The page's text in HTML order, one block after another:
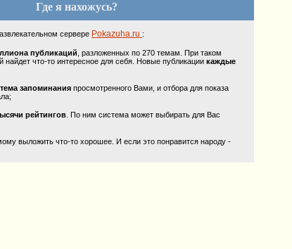
Где я нахожусь?
сервере Pokazuha.ru :
публикаций , разложенных по 270 темам. При таком
что-то интересное для себя. Новые публикации каждые
запоминания просмотренного Вами, и отбора для показа
рейтингов . По ним система может выбирать для Вас
выложить что-то хорошее. И если это понравится народу -